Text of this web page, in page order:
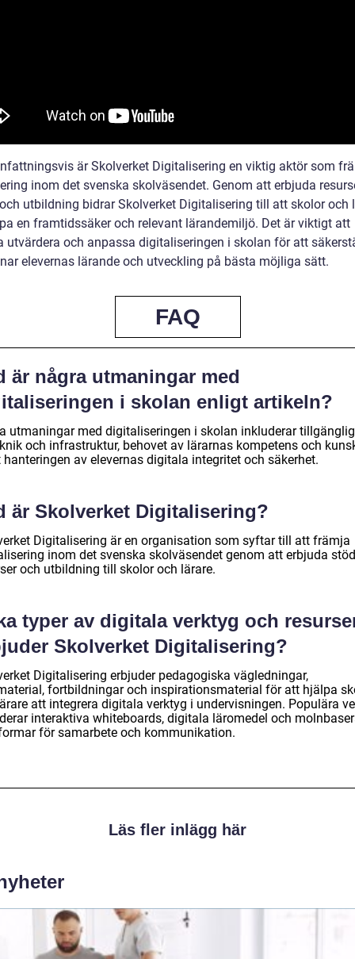
är Skolverket Digitalisering en viktig aktör som
inom det svenska skolväsendet. Genom att erbjuda
utbildning bidrar Skolverket Digitalisering till att skolor och
en framtidssäker och relevant lärandemiljö. Det är viktigt att
utvärdera och anpassa digitaliseringen i skolan för att
elevernas lärande och utveckling på bästa möjliga sätt.
FAQ
är några utmaningar med
i skolan enligt artikeln?
utmaningar med digitaliseringen i skolan inkluderar
och infrastruktur, behovet av lärarnas kompetens och
av elevernas digitala integritet och säkerhet.
är Skolverket Digitalisering?
Digitalisering är en organisation som syftar till att främja
inom det svenska skolväsendet genom att erbjuda
och utbildning till skolor och lärare.
typer av digitala verktyg och
Skolverket Digitalisering?
Digitalisering erbjuder pedagogiska vägledningar,
fortbildningar och inspirationsmaterial för att hjälpa
att integrera digitala verktyg i undervisningen. Populära
interaktiva whiteboards, digitala läromedel och
för samarbete och kommunikation.
Läs fler inlägg här